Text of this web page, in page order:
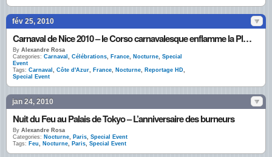
fév 25, 2010
Carnaval de Nice 2010 – le Corso carnavalesque enflamme la Place Masséna
By Alexandre Rosa
Categories: Carnaval , Célébrations, France, Nocturne, Special
Event
Tags: Carnaval , Côte d'Azur, France, Nocturne, Reportage HD,
Special Event
jan 24, 2010
Nuit du Feu au Palais de Tokyo – L’anniversaire des burneurs
By Alexandre Rosa
Categories: Nocturne, Paris, Special Event
Tags: Feu, Nocturne, Paris, Special Event